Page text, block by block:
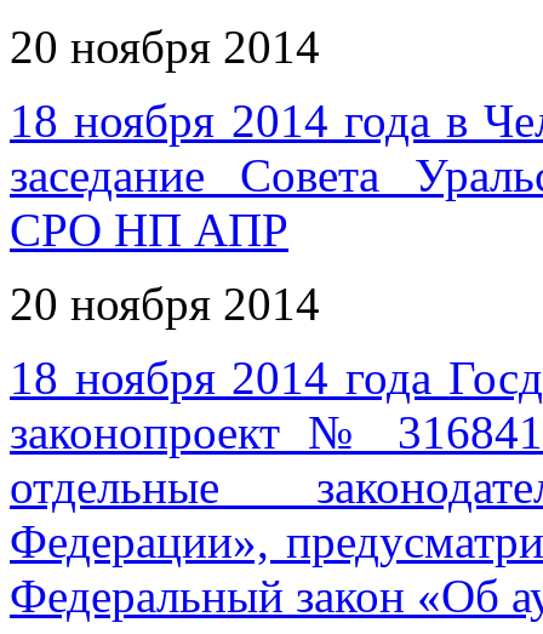
20 ноября 2014
18 ноября 2014 года в
заседание Совета
СРО НП АПР
20 ноября 2014
18 ноября 2014 года
законопроект №
отдельные
Федерации»,
Федеральный закон «Об